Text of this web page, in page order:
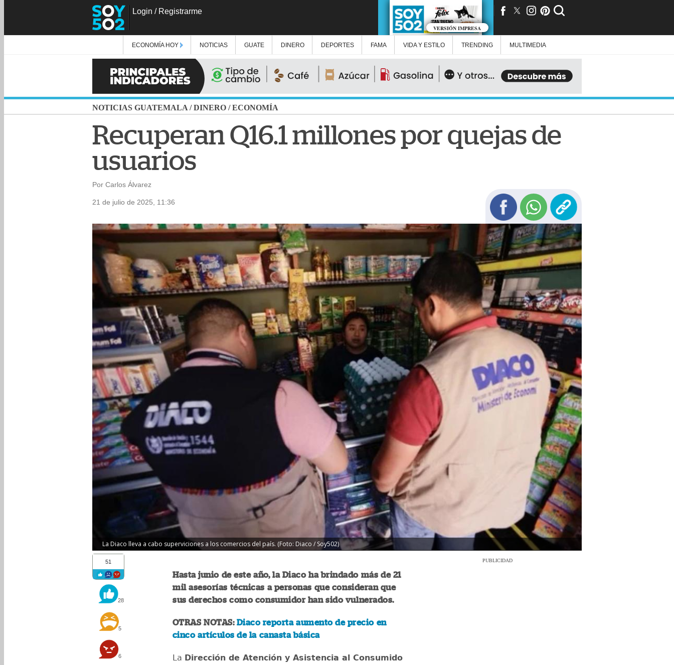
Login / Registrarme
VERSIÓN IMPRESA
ECONOMÍA HOY NOTICIAS GUATE DINERO DEPORTES FAMA VIDA Y ESTILO TRENDING MULTIMEDIA
NOTICIAS GUATEMALA /DINERO /ECONOMÍA
Recuperan Q16.1 millones por quejas de
usuarios
Por Carlos Álvarez
21 de julio de 2025, 11:36
La Diaco lleva a cabo superviciones a los comercios del país. (Foto: Diaco / Soy502)
51
28
5
6
Hasta junio de este año, la Diaco ha brindado más de 21
mil asesorías técnicas a personas que consideran que
sus derechos como consumidor han sido vulnerados.
OTRAS NOTAS: Diaco reporta aumento de precio en
cinco artículos de la canasta básica
La Dirección de Atención y Asistencia al Consumido
PUBLICIDAD